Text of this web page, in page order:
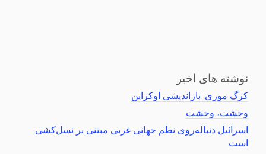
نوشته های اخیر
کرگ موری: بازاندیشی اوکراین
وحشت، وحشت
اسرائیل دنباله‌روی نظم جهانی غربی مبتنی بر نسل‌کشی
است